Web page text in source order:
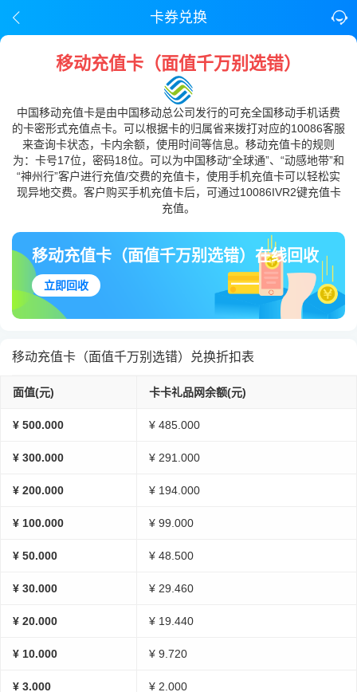
卡券兑换
移动充值卡（面值千万别选错）
中国移动充值卡是由中国移动总公司发行的可充全国移动手机话费
的卡密形式充值点卡。可以根据卡的归属省来拨打对应的10086客服
来查询卡状态，卡内余额，使用时间等信息。移动充值卡的规则
为：卡号17位，密码18位。可以为中国移动“全球通”、“动感地带”和
“神州行”客户进行充值/交费的充值卡，使用手机充值卡可以轻松实
现异地交费。客户购买手机充值卡后，可通过10086IVR2键充值卡
充值。
移动充值卡（面值千万别选错）在线回收
立即回收
移动充值卡（面值千万别选错）兑换折扣表
面值(元) 卡卡礼品网余额(元)
¥ 500.000 ¥ 485.000
¥ 300.000 ¥ 291.000
¥ 200.000 ¥ 194.000
¥ 100.000 ¥ 99.000
¥ 50.000 ¥ 48.500
¥ 30.000 ¥ 29.460
¥ 20.000 ¥ 19.440
¥ 10.000 ¥ 9.720
¥ 3.000 ¥ 2.000